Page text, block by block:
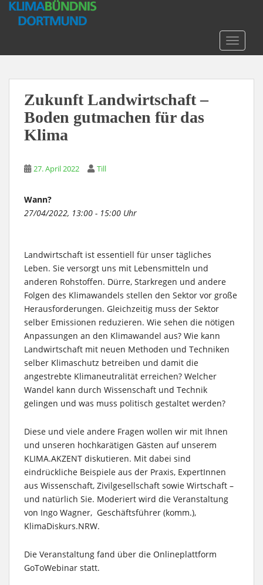
Zukunft Landwirtschaft –
Boden gutmachen für das
Klima
27. April 2022 Till
Wann?
27/04/2022, 13:00 - 15:00 Uhr
Landwirtschaft ist essentiell für unser tägliches
Leben. Sie versorgt uns mit Lebensmitteln und
anderen Rohstoffen. Dürre, Starkregen und andere
Folgen des Klimawandels stellen den Sektor vor große
Herausforderungen. Gleichzeitig muss der Sektor
selber Emissionen reduzieren. Wie sehen die nötigen
Anpassungen an den Klimawandel aus? Wie kann
Landwirtschaft mit neuen Methoden und Techniken
selber Klimaschutz betreiben und damit die
angestrebte Klimaneutralität erreichen? Welcher
Wandel kann durch Wissenschaft und Technik
gelingen und was muss politisch gestaltet werden?
Diese und viele andere Fragen wollen wir mit Ihnen
und unseren hochkarätigen Gästen auf unserem
KLIMA.AKZENT diskutieren. Mit dabei sind
eindrückliche Beispiele aus der Praxis, ExpertInnen
aus Wissenschaft, Zivilgesellschaft sowie Wirtschaft –
und natürlich Sie. Moderiert wird die Veranstaltung
von Ingo Wagner, Geschäftsführer (komm.),
KlimaDiskurs.NRW.
Die Veranstaltung fand über die Onlineplattform
GoToWebinar statt.